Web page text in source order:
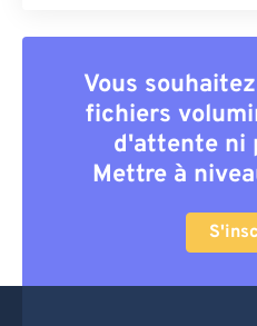
Vous
fichiers
d'attente ni
Mettre à